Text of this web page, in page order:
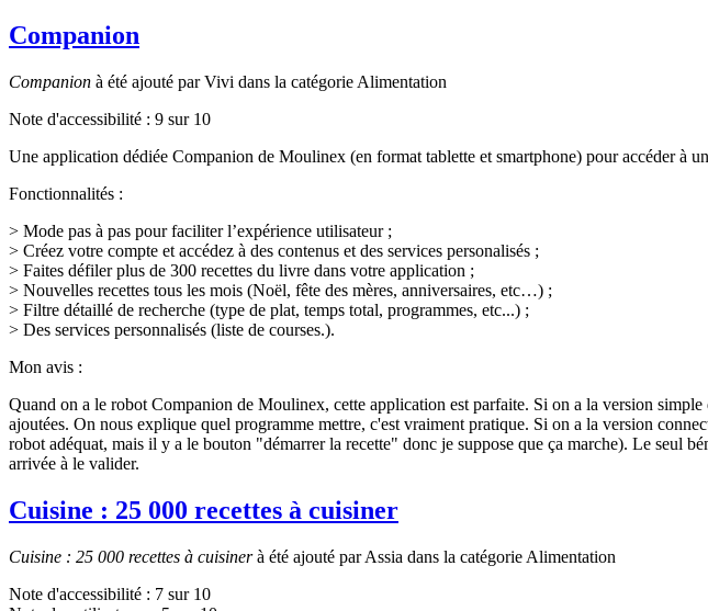
Companion
Companion à été ajouté par Vivi dans la catégorie Alimentation
Note d'accessibilité : 9 sur 10
Une application dédiée Companion de Moulinex (en format tablette et smartphone) pour accéder à
Fonctionnalités :
> Mode pas à pas pour faciliter l’expérience utilisateur ;
> Créez votre compte et accédez à des contenus et des services personalisés ;
> Faites défiler plus de 300 recettes du livre dans votre application ;
> Nouvelles recettes tous les mois (Noël, fête des mères, anniversaires, etc…) ;
> Filtre détaillé de recherche (type de plat, temps total, programmes, etc...) ;
> Des services personnalisés (liste de courses.).
Mon avis :
Quand on a le robot Companion de Moulinex, cette application est parfaite. Si on a la version
ajoutées. On nous explique quel programme mettre, c'est vraiment pratique. Si on a la version
robot adéquat, mais il y a le bouton "démarrer la recette" donc je suppose que ça marche). Le seul
arrivée à le valider.
Cuisine : 25 000 recettes à cuisiner
Cuisine : 25 000 recettes à cuisinerà été ajouté par Assia dans la catégorie Alimentation
Note d'accessibilité : 7 sur 10